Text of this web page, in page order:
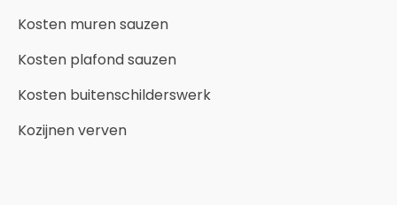
Kosten muren sauzen
Kosten plafond sauzen
Kosten buitenschilderswerk
Kozijnen verven